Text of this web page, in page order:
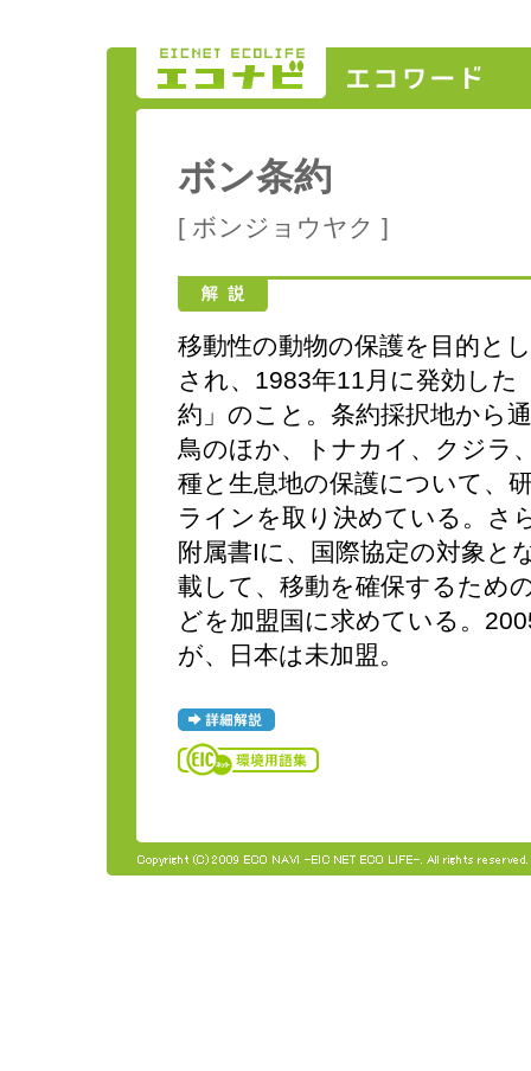
ボン条約
[ ボンジョウヤク ]
移動性の動物の保護を目的と
され、1983年11月に発効した
約」のこと。条約採択地から
鳥のほか、トナカイ、クジラ
種と生息地の保護について、
ラインを取り決めている。さ
附属書Iに、国際協定の対象と
載して、移動を確保するため
どを加盟国に求めている。
が、日本は未加盟。